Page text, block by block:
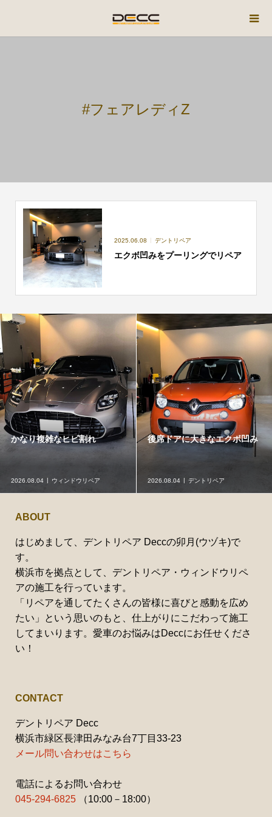
#フェアレディZ
2025.06.08 デントリペア
エクボ凹みをプーリングでリペア
かなり複雑なヒビ割れ
2026.08.04 ウィンドウリペア
後席ドアに大きなエクボ凹み
2026.08.04 デントリペア
ABOUT
はじめまして、デントリペア Deccの卯月(ウヅキ)で
す。
横浜市を拠点として、デントリペア・ウィンドウリペ
アの施工を行っています。
「リペアを通してたくさんの皆様に喜びと感動を広め
たい」という思いのもと、仕上がりにこだわって施工
してまいります。愛車のお悩みはDeccにお任せくださ
い！
CONTACT
デントリペア Decc
横浜市緑区長津田みなみ台7丁目33-23
メール問い合わせはこちら
電話によるお問い合わせ
045-294-6825（10:00－18:00）